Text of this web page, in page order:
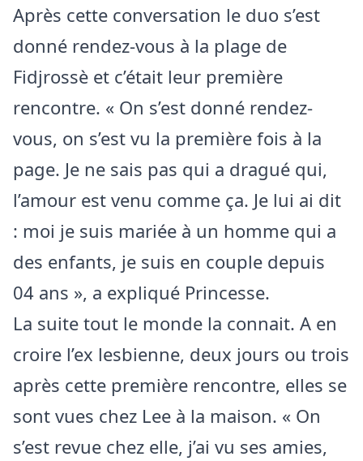
Après cette conversation le duo s’est
donné rendez-vous à la plage de
Fidjrossè et c’était leur première
rencontre. « On s’est donné rendez-
vous, on s’est vu la première fois à la
page. Je ne sais pas qui a dragué qui,
l’amour est venu comme ça. Je lui ai dit
: moi je suis mariée à un homme qui a
des enfants, je suis en couple depuis
04 ans », a expliqué Princesse.
La suite tout le monde la connait. A en
croire l’ex lesbienne, deux jours ou trois
après cette première rencontre, elles se
sont vues chez Lee à la maison. « On
s’est revue chez elle, j’ai vu ses amies,